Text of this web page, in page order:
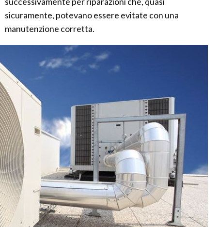
sicuramente, potevano essere evitate con una
manutenzione corretta.